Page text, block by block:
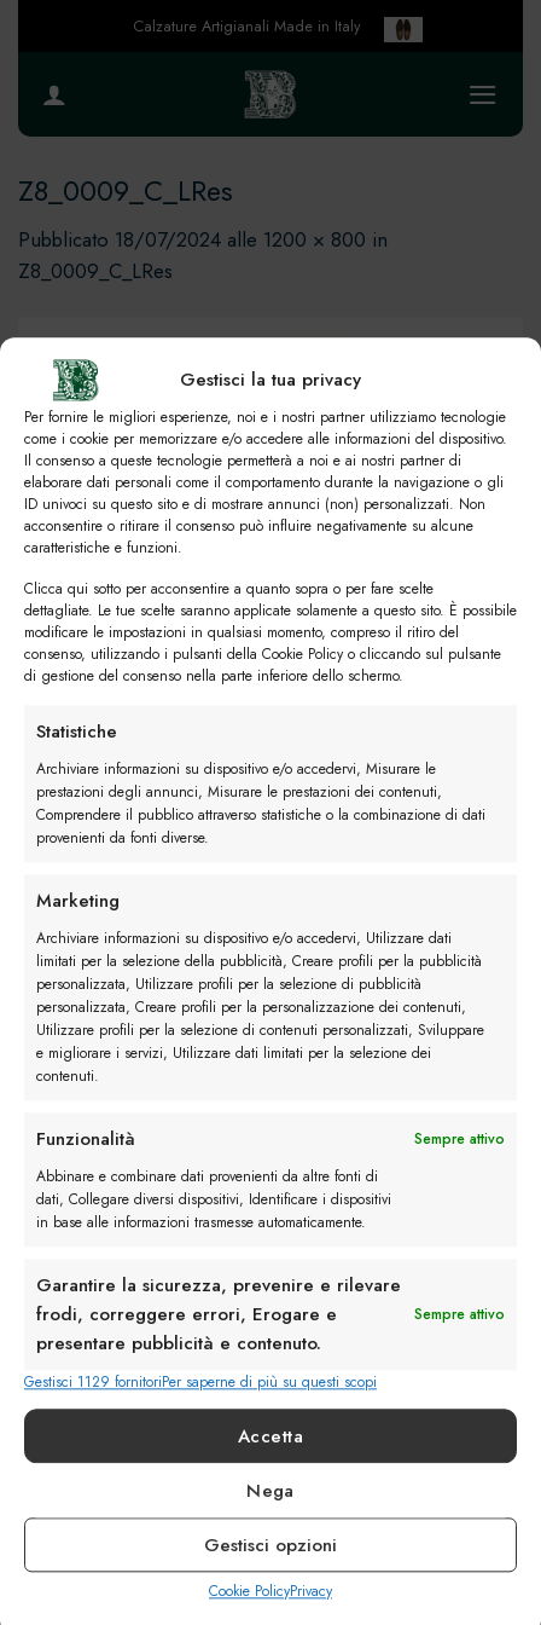
Gestisci la tua privacy
Per fornire le migliori esperienze, noi e i nostri partner utilizziamo tecnologie
come i cookie per memorizzare e/o accedere alle informazioni del dispositivo.
Il consenso a queste tecnologie permetterà a noi e ai nostri partner di
elaborare dati personali come il comportamento durante la navigazione o gli
ID univoci su questo sito e di mostrare annunci (non) personalizzati. Non
acconsentire o ritirare il consenso può influire negativamente su alcune
caratteristiche e funzioni.
Clicca qui sotto per acconsentire a quanto sopra o per fare scelte
dettagliate. Le tue scelte saranno applicate solamente a questo sito. È possibile
modificare le impostazioni in qualsiasi momento, compreso il ritiro del
consenso, utilizzando i pulsanti della Cookie Policy o cliccando sul pulsante
di gestione del consenso nella parte inferiore dello schermo.
Statistiche
Archiviare informazioni su dispositivo e/o accedervi, Misurare le
prestazioni degli annunci, Misurare le prestazioni dei contenuti,
Comprendere il pubblico attraverso statistiche o la combinazione di dati
provenienti da fonti diverse.
Marketing
Archiviare informazioni su dispositivo e/o accedervi, Utilizzare dati
limitati per la selezione della pubblicità, Creare profili per la pubblicità
personalizzata, Utilizzare profili per la selezione di pubblicità
personalizzata, Creare profili per la personalizzazione dei contenuti,
Utilizzare profili per la selezione di contenuti personalizzati, Sviluppare
e migliorare i servizi, Utilizzare dati limitati per la selezione dei
contenuti.
Funzionalità
Sempre attivo
Abbinare e combinare dati provenienti da altre fonti di
dati, Collegare diversi dispositivi, Identificare i dispositivi
in base alle informazioni trasmesse automaticamente.
Garantire la sicurezza, prevenire e rilevare
frodi, correggere errori, Erogare e
presentare pubblicità e contenuto.
Sempre attivo
Gestisci 1129 fornitoriPer saperne di più su questi scopi
Accetta
Nega
Gestisci opzioni
Cookie PolicyPrivacy
Calzature Artigianali Made in Italy
Z8_0009_C_LRes
Pubblicato 18/07/2024 alle 1200 × 800 in
Z8_0009_C_LRes
Precedente
Successivo→
Lascia un commento
Devi essere
Servizio Clienti
info@calzaturebelfiore.com
MI 20145 • Milano
Via Belfiore 9
Termini e Condizioni
Resi e Rimborsi
Spedizioni
Privacy